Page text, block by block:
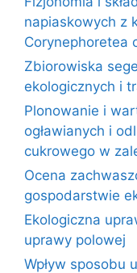
napiaskowych z
Corynephoretea
Zbiorowiska
ekologicznych i
Plonowanie i
ogławianych i
cukrowego w
Ocena
gospodarstwie
Ekologiczna
uprawy polowej
Wpływ sposobu